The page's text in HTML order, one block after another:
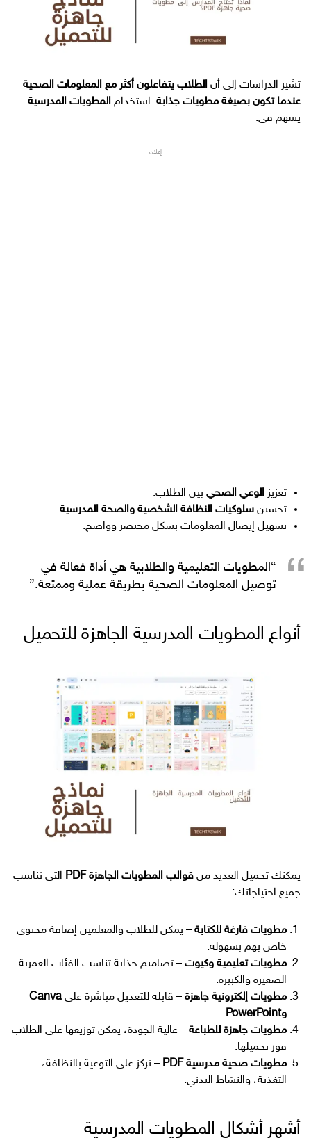
تشير الدراسات إلى أن الطلاب يتفاعلون أكثر مع المعلومات الصحية
عندما تكون بصيغة مطويات جذابة. استخدام المطويات المدرسية
يسهم في:
إعلان
تعزيز الوعي الصحي بين الطلاب.
تحسين سلوكيات النظافة الشخصية والصحة المدرسية.
تسهيل إيصال المعلومات بشكل مختصر وواضح.
“المطويات التعليمية والطلابية هي أداة فعالة في
توصيل المعلومات الصحية بطريقة عملية وممتعة.”
أنواع المطويات المدرسية الجاهزة للتحميل
يمكنك تحميل العديد من قوالب المطويات الجاهزة PDF
التي تناسب
جميع احتياجاتك:
مطويات فارغة للكتابة – يمكن للطلاب والمعلمين إضافة محتوى
خاص بهم بسهولة.
مطويات تعليمية وكيوت – تصاميم جذابة تناسب الفئات العمرية
الصغيرة والكبيرة.
مطويات إلكترونية جاهزة – قابلة للتعديل مباشرة على Canva
وPowerPoint
.
مطويات جاهزة للطباعة – عالية الجودة، يمكن توزيعها على الطلاب
فور تحميلها.
مطويات صحية مدرسية PDF
– تركز على التوعية بالنظافة،
التغذية، والنشاط البدني.
أشهر أشكال المطويات المدرسية